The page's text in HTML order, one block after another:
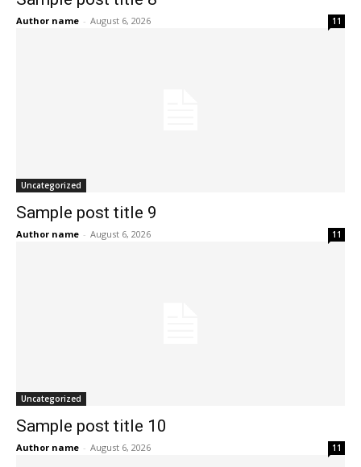
Author name - August 6, 2026 11
Uncategorized
Sample post title 9
Author name - August 6, 2026 11
Uncategorized
Sample post title 10
Author name - August 6, 2026 11